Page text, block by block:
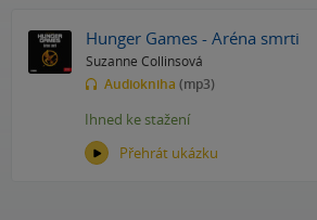
Hunger Games - Aréna smrti
Suzanne Collinsová
Audiokniha (mp3)
Přehrát ukázku
Ihned ke stažení